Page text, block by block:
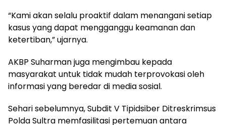
“Kami akan selalu proaktif dalam menangani setiap
kasus yang dapat mengganggu keamanan dan
ketertiban,” ujarnya.
AKBP Suharman juga mengimbau kepada
masyarakat untuk tidak mudah terprovokasi oleh
informasi yang beredar di media sosial.
Sehari sebelumnya, Subdit V Tipidsiber Ditreskrimsus
Polda Sultra memfasilitasi pertemuan antara